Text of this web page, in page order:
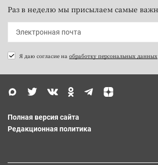
Раз в неделю мы присылаем самые
Я даю согласие на обработку персональных данных
Полная версия сайта
Редакционная политика